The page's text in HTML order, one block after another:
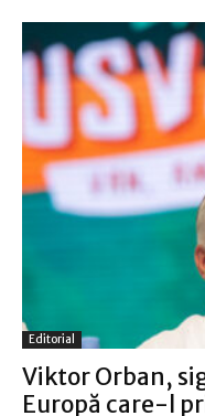
Editorial
Viktor Orban,
Europă care-l